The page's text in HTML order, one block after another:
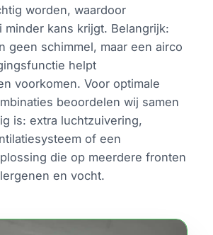
worden, waardoor
minder kans krijgt. Belangrijk:
geen schimmel, maar een airco
helpt
voorkomen. Voor optimale
beoordelen wij samen
is: extra luchtzuivering,
of een
die op meerdere fronten
en vocht.